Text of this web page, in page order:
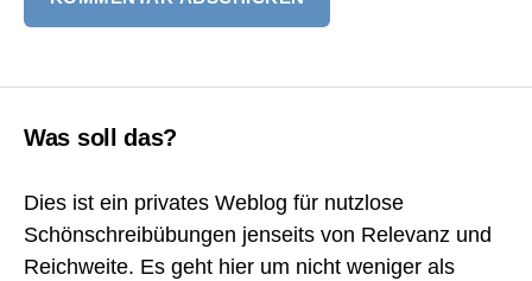
Was soll das?
Dies ist ein privates Weblog für nutzlose
Schönschreibübungen jenseits von Relevanz und
Reichweite. Es geht hier um nicht weniger als